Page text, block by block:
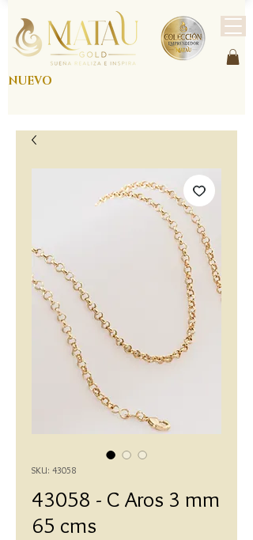
NUEVO
SKU: 43058
43058 - C Aros 3 mm
65 cms